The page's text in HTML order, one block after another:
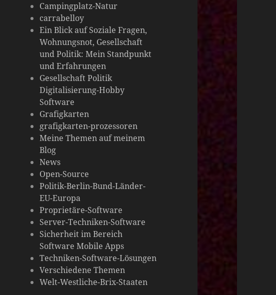
meine
Gedanken
Campingplatz-Natur
carrabelloy
Ein Blick auf Soziale Fragen,
Wohnungsnot, Gesellschaft
und Politik: Mein Standpunkt
und Erfahrungen
Gesellschaft Politik
Digitalisierung-Hobby
Software
Grafigkarten
grafigkarten-prozessoren
Meine Themen auf meinem
Blog
News
Open-Source
Politik-Berlin-Bund-Länder-
EU-Europa
Proprietäre-Software
Server-Techniken-Software
Sicherheit im Bereich
Software Mobile Apps
Techniken-Software-Lösungen
Verschiedene Themen
Welt-Westliche-Brix-Staaten